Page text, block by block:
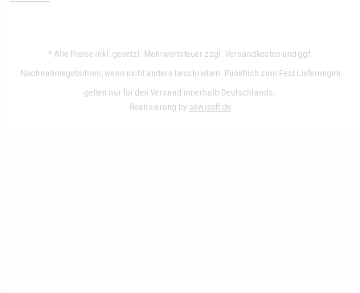
* Alle Preise inkl. gesetzl. Mehrwertsteuer zzgl. Versandkosten und ggf.
Nachnahmegebühren, wenn nicht anders beschrieben. Pünktlich zum Fest Lieferungen
gelten nur für den Versand innerhalb Deutschlands.
Realisierung by sewisoft.de